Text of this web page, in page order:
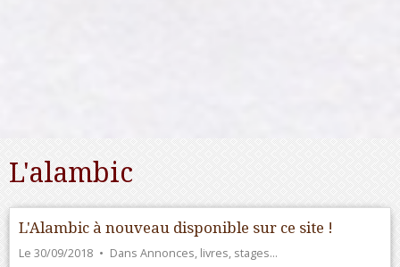
L'alambic
L'Alambic à nouveau disponible sur ce site !
Le 30/09/2018 Dans Annonces, livres, stages…